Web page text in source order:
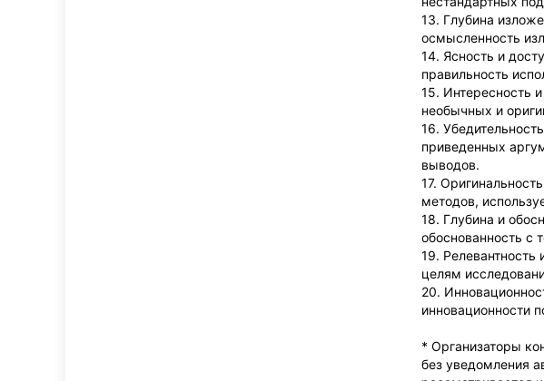
13. Глубина
осмысленность
14. Ясность и
правильность
15. Интересность
необычных и
16.
приведенных
выводов.
17.
методов,
18. Глубина и
обоснованность с
19. Релевантность
целям
20.
инновационности
* Организаторы
без уведомления